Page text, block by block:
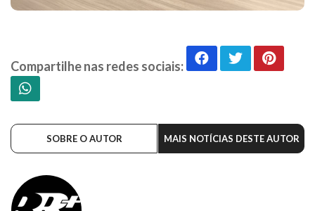
Compartilhe nas redes sociais:
SOBRE O AUTOR MAIS NOTÍCIAS DESTE AUTOR